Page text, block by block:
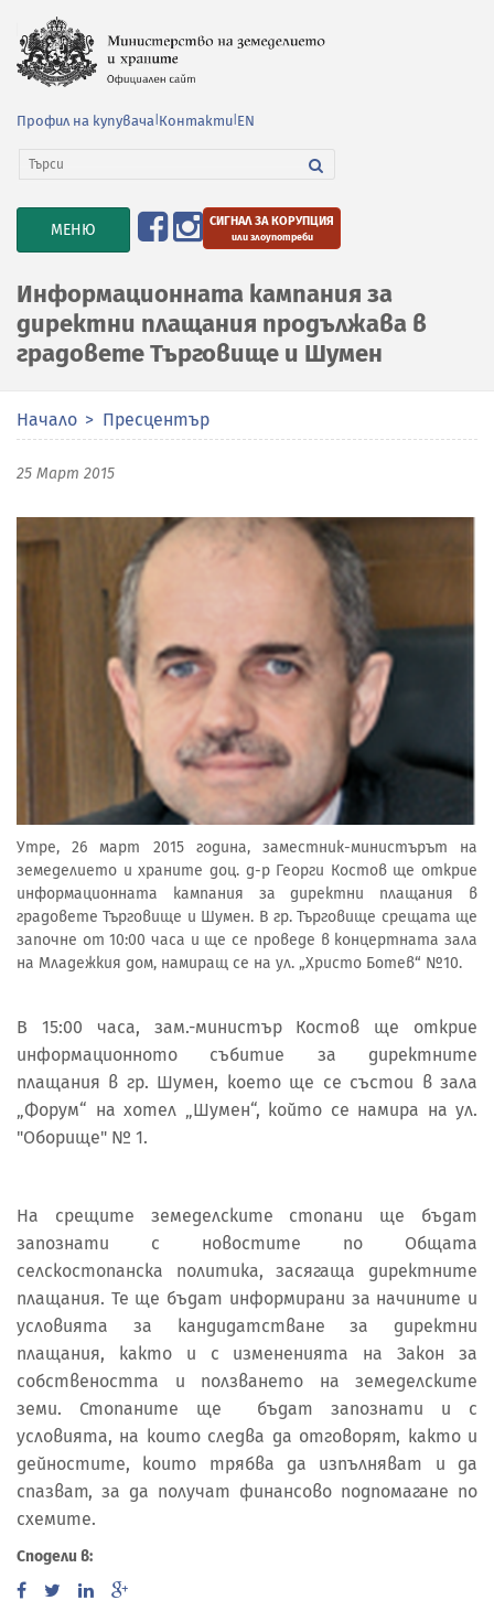
Профил на купувача Контакти EN
TOGGLE
NAVIGATION
МЕНЮ СИГНАЛ ЗА КОРУПЦИЯ
или злоупотреби
Информационната кампания за
директни плащания продължава в
градовете Търговище и Шумен
Начало Пресцентър
25 Март 2015
Утре, 26 март 2015 година, заместник-министърът на
земеделието и храните доц. д-р Георги Костов ще открие
информационната кампания за директни плащания в
градовете Търговище и Шумен. В гр. Търговище срещата ще
започне от 10:00 часа и ще се проведе в концертната зала
на Младежкия дом, намиращ се на ул. „Христо Ботев“ №10.
В 15:00 часа, зам.-министър Костов ще открие
информационното събитие за директните
плащания в гр. Шумен, което ще се състои в зала
„Форум“ на хотел „Шумен“, който се намира на ул.
"Оборище" № 1.
На срещите земеделските стопани ще бъдат
запознати с новостите по Общата
селскостопанска политика, засягаща директните
плащания. Те ще бъдат информирани за начините и
условията за кандидатстване за директни
плащания, както и с измененията на Закон за
собствеността и ползването на земеделските
земи. Стопаните ще бъдат запознати и с
условията, на които следва да отговорят, както и
дейностите, които трябва да изпълняват и да
спазват, за да получат финансово подпомагане по
схемите.
Сподели в: